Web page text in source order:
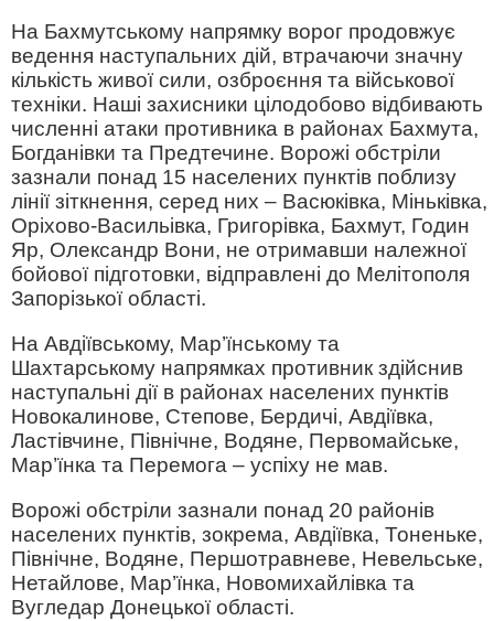
На Бахмутському напрямку ворог продовжує
ведення наступальних дій, втрачаючи значну
кількість живої сили, озброєння та військової
техніки. Наші захисники цілодобово відбивають
численні атаки противника в районах Бахмута,
Богданівки та Предтечине. Ворожі обстріли
зазнали понад 15 населених пунктів поблизу
лінії зіткнення, серед них – Васюківка, Міньківка,
Оріхово-Васильівка, Григорівка, Бахмут, Годин
Яр, Олександр Вони, не отримавши належної
бойової підготовки, відправлені до Мелітополя
Запорізької області.
На Авдіївському, Мар’їнському та
Шахтарському напрямках противник здійснив
наступальні дії в районах населених пунктів
Новокалинове, Степове, Бердичі, Авдіївка,
Ластівчине, Північне, Водяне, Первомайське,
Мар’їнка та Перемога – успіху не мав.
Ворожі обстріли зазнали понад 20 районів
населених пунктів, зокрема, Авдіївка, Тоненьке,
Північне, Водяне, Першотравневе, Невельське,
Нетайлове, Мар’їнка, Новомихайлівка та
Вугледар Донецької області.